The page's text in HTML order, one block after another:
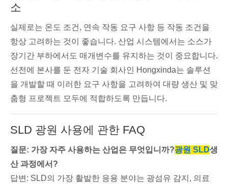
소
실제로는 온도 조건, 연속 작동 요구 사항 등 작동 조건을
항상 고려하는 것이 좋습니다. 산업 시스템에서는 소스가
장기간 부하에서도 매개변수를 유지하는 것이 중요합니다.
선전에 본사를 둔 전자 기술 회사인 Hongxinda는 솔루션
을 개발할 때 이러한 요구 사항을 고려하여 대량 생산 및 맞
춤형 프로젝트 모두에 적합하도록 만듭니다.
SLD 광원 사용에 관한 FAQ
질문: 가장 자주 사용하는 산업은 무엇입니까?광원 SLD생
산 과정에서?
답변: SLD의 가장 활발한 응용 분야는 광섬유 감지, 의료